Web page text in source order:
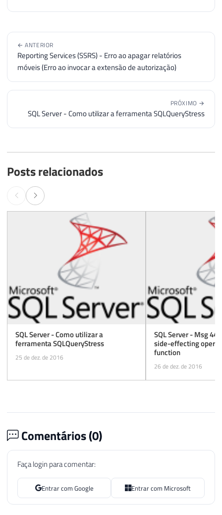
← ANTERIOR
Reporting Services (SSRS) - Erro ao apagar relatórios
móveis (Erro ao invocar a extensão de autorização)
PRÓXIMO →
SQL Server - Como utilizar a ferramenta SQLQueryStress
Posts relacionados
SQL Server - Como utilizar a
ferramenta SQLQueryStress
25 de dez. de 2016
SQL Server - Msg
side-effecting
function
26 de dez. de 2016
Comentários (0)
Faça login para comentar:
Entrar com Google Entrar com Microsoft